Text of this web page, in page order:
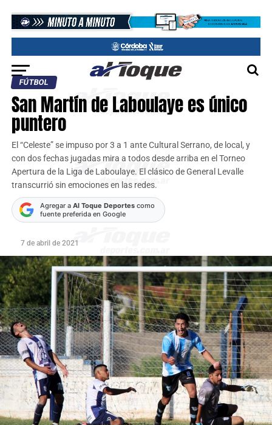
FÚTBOL
San Martín de Laboulaye es único
puntero
El “Celeste” se impuso por 3 a 1 ante Cultural Serrano, de local, y
con dos fechas jugadas mira a todos desde arriba en el Torneo
Apertura de la Liga de Laboulaye. El clásico de General Levalle
transcurrió sin emociones en las redes.
Agregar a Al Toque Deportescomo
fuente preferida en Google
7 de abril de 2021